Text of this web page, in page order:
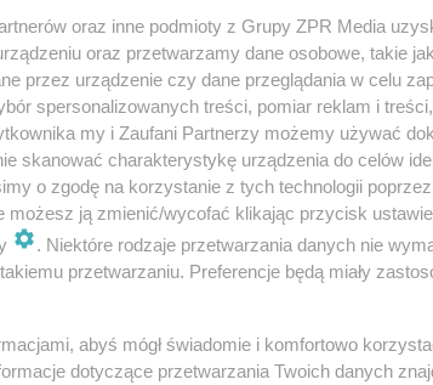
oraz inne podmioty z Grupy ZPR Media
oraz przetwarzamy dane osobowe, takie
przez urządzenie czy dane przeglądania w celu
spersonalizowanych treści, pomiar reklam i
my i Zaufani Partnerzy możemy używać
skanować charakterystykę urządzenia do celów
o zgodę na korzystanie z tych technologii poprzez
możesz ją zmienić/wycofać klikając przycisk
. Niektóre rodzaje przetwarzania danych nie
przetwarzaniu. Preferencje będą miały
abyś mógł świadomie i komfortowo
dotyczące przetwarzania Twoich danych